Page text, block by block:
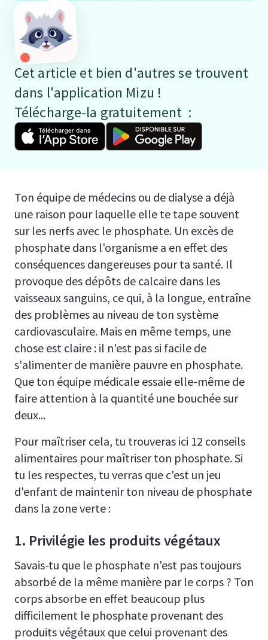
Cet article et bien d'autres se trouvent
dans l'application Mizu !
Télécharge-la gratuitement :
Ton équipe de médecins ou de dialyse a déjà
une raison pour laquelle elle te tape souvent
sur les nerfs avec le phosphate. Un excès de
phosphate dans l'organisme a en effet des
conséquences dangereuses pour ta santé. Il
provoque des dépôts de calcaire dans les
vaisseaux sanguins, ce qui, à la longue, entraîne
des problèmes au niveau de ton système
cardiovasculaire. Mais en même temps, une
chose est claire : il n'est pas si facile de
s'alimenter de manière pauvre en phosphate.
Que ton équipe médicale essaie elle-même de
faire attention à la quantité une bouchée sur
deux...
Pour maîtriser cela, tu trouveras ici 12 conseils
alimentaires pour maîtriser ton phosphate. Si
tu les respectes, tu verras que c'est un jeu
d'enfant de maintenir ton niveau de phosphate
dans la zone verte :
1. Privilégie les produits végétaux
Savais-tu que le phosphate n'est pas toujours
absorbé de la même manière par le corps ? Ton
corps absorbe en effet beaucoup plus
difficilement le phosphate provenant des
produits végétaux que celui provenant des